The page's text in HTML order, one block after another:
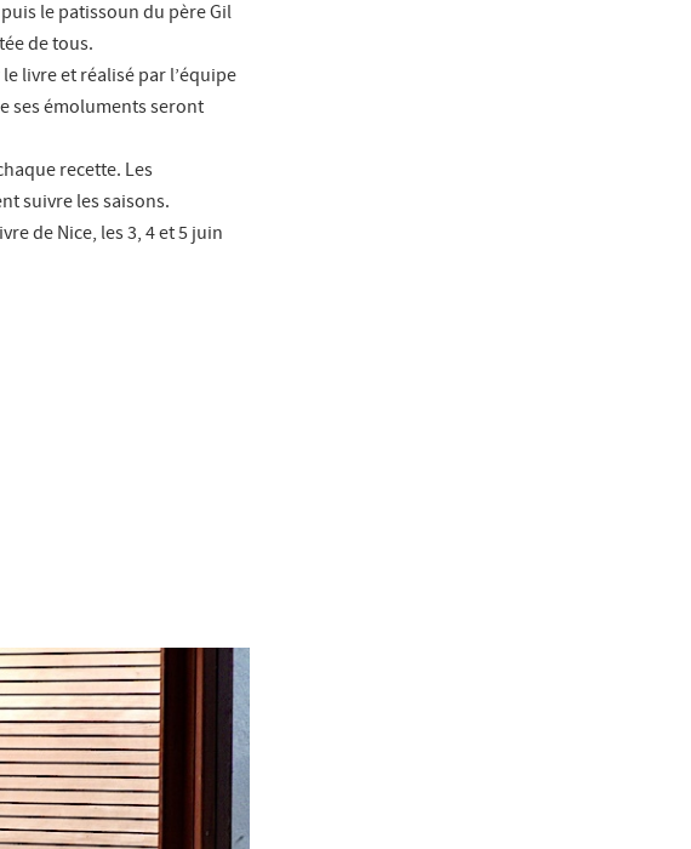
le patissoun du père Gil
de tous.
livre et réalisé par l’équipe
ses émoluments seront
recette. Les
suivre les saisons.
de Nice, les 3, 4 et 5 juin